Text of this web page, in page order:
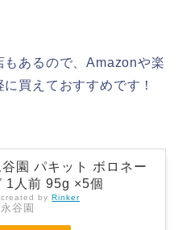
もあるので、Amazonや楽
買えておすすめです！
谷園 パキット ボロネー
1人前 95g ×5個
created by Rinker
永谷園